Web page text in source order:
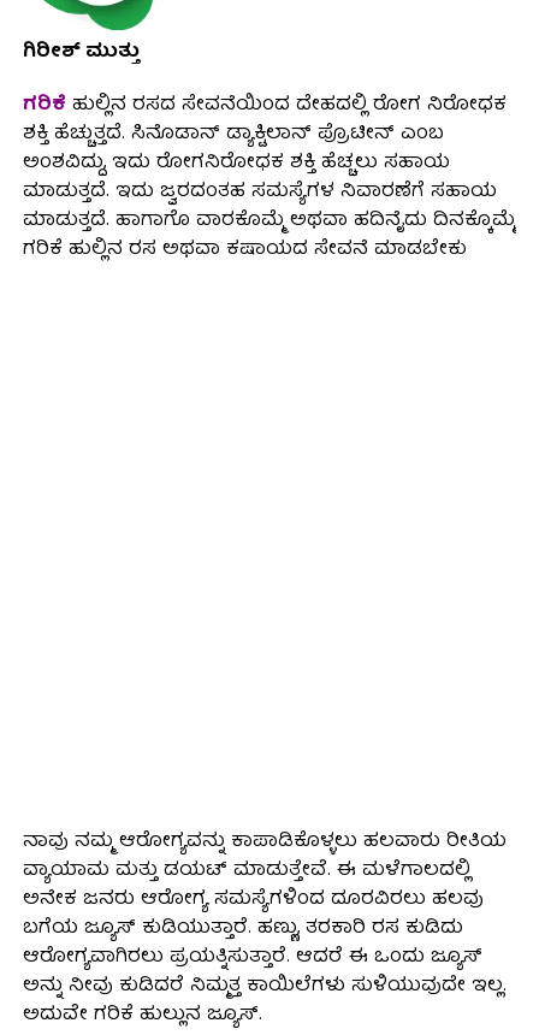
ಗಿರೀಶ್ ಮುತ್ತು
ಗರಿಕೆ ಹುಲ್ಲಿನ ರಸದ ಸೇವನೆಯಿಂದ ದೇಹದಲ್ಲಿ ರೋಗ ನಿರೋಧಕ
ಶಕ್ತಿ ಹೆಚ್ಚುತ್ತದೆ. ಸಿನೊಡಾನ್ ಡ್ಯಾಕ್ಟಿಲಾನ್ ಪ್ರೊಟೀನ್ ಎಂಬ
ಅಂಶವಿದ್ದು, ಇದು ರೋಗನಿರೋಧಕ ಶಕ್ತಿ ಹೆಚ್ಚಲು ಸಹಾಯ
ಮಾಡುತ್ತದೆ. ಇದು ಜ್ವರದಂತಹ ಸಮಸ್ಯೆಗಳ ನಿವಾರಣೆಗೆ ಸಹಾಯ
ಮಾಡುತ್ತದೆ. ಹಾಗಾಗೊ ವಾರಕೊಮ್ಮೆ ಅಥವಾ ಹದಿನೈದು ದಿನಕ್ಕೊಮ್ಮೆ
ಗರಿಕೆ ಹುಲ್ಲಿನ ರಸ ಅಥವಾ ಕಷಾಯದ ಸೇವನೆ ಮಾಡಬೇಕು
ನಾವು ನಮ್ಮ ಆರೋಗ್ಯವನ್ನು ಕಾಪಾಡಿಕೊಳ್ಳಲು ಹಲವಾರು ರೀತಿಯ
ವ್ಯಾಯಾಮ ಮತ್ತು ಡಯಟ್ ಮಾಡುತ್ತೇವೆ. ಈ ಮಳೆಗಾಲದಲ್ಲಿ
ಅನೇಕ ಜನರು ಆರೋಗ್ಯ ಸಮಸ್ಯೆಗಳಿಂದ ದೂರವಿರಲು ಹಲವು
ಬಗೆಯ ಜ್ಯೂಸ್ ಕುಡಿಯುತ್ತಾರೆ. ಹಣ್ಣು, ತರಕಾರಿ ರಸ ಕುಡಿದು
ಆರೋಗ್ಯವಾಗಿರಲು ಪ್ರಯತ್ನಿಸುತ್ತಾರೆ. ಆದರೆ ಈ ಒಂದು ಜ್ಯೂಸ್
ಅನ್ನು ನೀವು ಕುಡಿದರೆ ನಿಮ್ಮತ್ತ ಕಾಯಿಲೆಗಳು ಸುಳಿಯುವುದೇ ಇಲ್ಲ.
ಅದುವೇ ಗರಿಕೆ ಹುಲ್ಲುನ ಜ್ಯೂಸ್.